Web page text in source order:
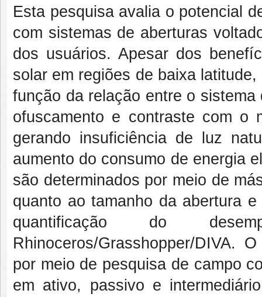
Esta pesquisa avalia o potencial
com sistemas de aberturas
dos usuários. Apesar dos
solar em regiões de baixa
função da relação entre o
ofuscamento e contraste com o
gerando insuficiência de luz
aumento do consumo de energia
são determinados por meio de
quanto ao tamanho da abertura
quantificação do
Rhinoceros/Grasshopper/DIVA.
por meio de pesquisa de campo
em ativo, passivo e